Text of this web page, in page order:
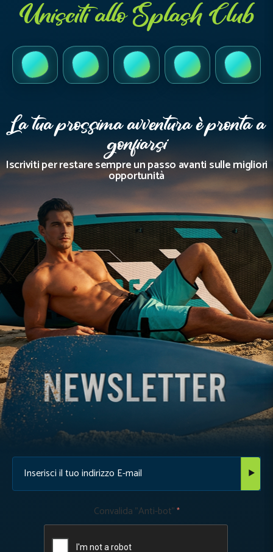
Unisciti allo Splash Club
TikTok Instagram Facebook YouTube
La tua prossima avventura è pronta a
gonfiarsi
Iscriviti per restare sempre un passo avanti sulle migliori
opportunità
Convalida "Anti-bot"